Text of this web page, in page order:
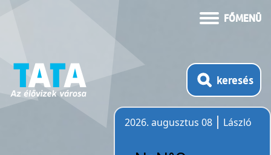
FŐMENÜ
keresés
2026. augusztus 08
László